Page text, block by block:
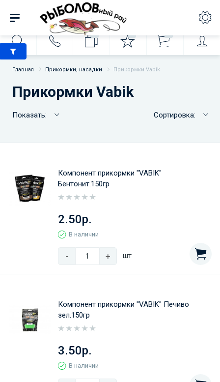
Главная Прикормки, насадки Прикормки Vabik
Прикормки Vabik
Показать: Сортировка:
Компонент прикормки "VABIK"
Бентонит.150гр
2.50р.
В наличии
- + шт
Компонент прикормки "VABIK" Печиво
зел.150гр
3.50р.
В наличии